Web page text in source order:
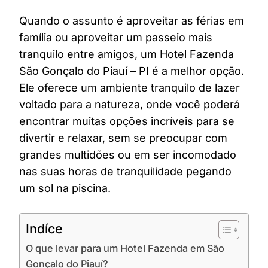
Quando o assunto é aproveitar as férias em
família ou aproveitar um passeio mais
tranquilo entre amigos, um Hotel Fazenda
São Gonçalo do Piauí – PI é a melhor opção.
Ele oferece um ambiente tranquilo de lazer
voltado para a natureza, onde você poderá
encontrar muitas opções incríveis para se
divertir e relaxar, sem se preocupar com
grandes multidões ou em ser incomodado
nas suas horas de tranquilidade pegando
um sol na piscina.
Indíce
O que levar para um Hotel Fazenda em São
Gonçalo do Piauí?